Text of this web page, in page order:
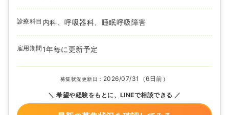
診療科目 内科、呼吸器科、睡眠呼吸障害
雇用期間 1年毎に更新予定
募集状況更新日： 2026/07/31（6日前）
希望や経験をもとに、LINEで相談できる